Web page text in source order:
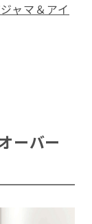
ャマ＆アイ
ーバー